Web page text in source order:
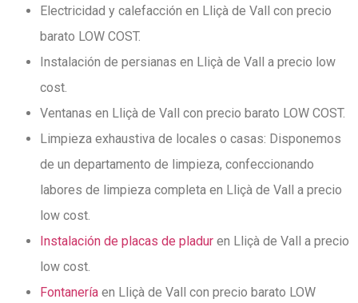
Electricidad y calefacción en Lliçà de Vall con precio
barato LOW COST.
Instalación de persianas en Lliçà de Vall a precio low
cost.
Ventanas en Lliçà de Vall con precio barato LOW COST.
Limpieza exhaustiva de locales o casas: Disponemos
de un departamento de limpieza, confeccionando
labores de limpieza completa en Lliçà de Vall a precio
low cost.
Instalación de placas de pladur en Lliçà de Vall a precio
low cost.
Fontanería en Lliçà de Vall con precio barato LOW